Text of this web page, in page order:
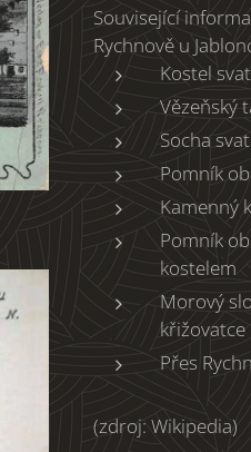
Související
Rychnově u
Kostel
Vězeňský
Socha
Pomník
Kamenný
Pomník
kostelem
Morový
křižovatce
Přes
(zdroj: Wikipedia)